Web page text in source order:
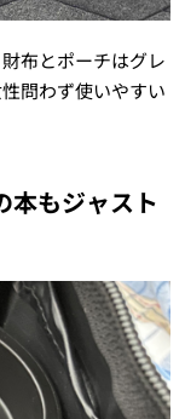
布とポーチはグレ
問わず使いやすい
本もジャスト